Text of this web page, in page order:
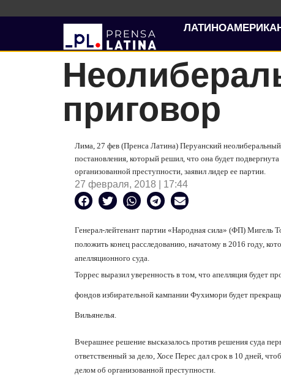
приговор
Лима, 27 фев (Пренса Латина) Перуанский
постановления, который решил, что она будет
организованной преступности, заявил лидер ее партии.
27 февраля, 2018 | 17:44
Генерал-лейтенант партии «Народная сила» (ФП) Мигель
положить конец расследованию, начатому в 2016 году,
апелляционного суда.
Торрес выразил уверенность в том, что апелляция будет
фондов избирательной кампании Фухимори будет
Вильянелья.
Вчерашнее решение высказалось против решения суда
ответственный за дело, Хосе Перес дал срок в 10 дней,
делом об организованной преступности.